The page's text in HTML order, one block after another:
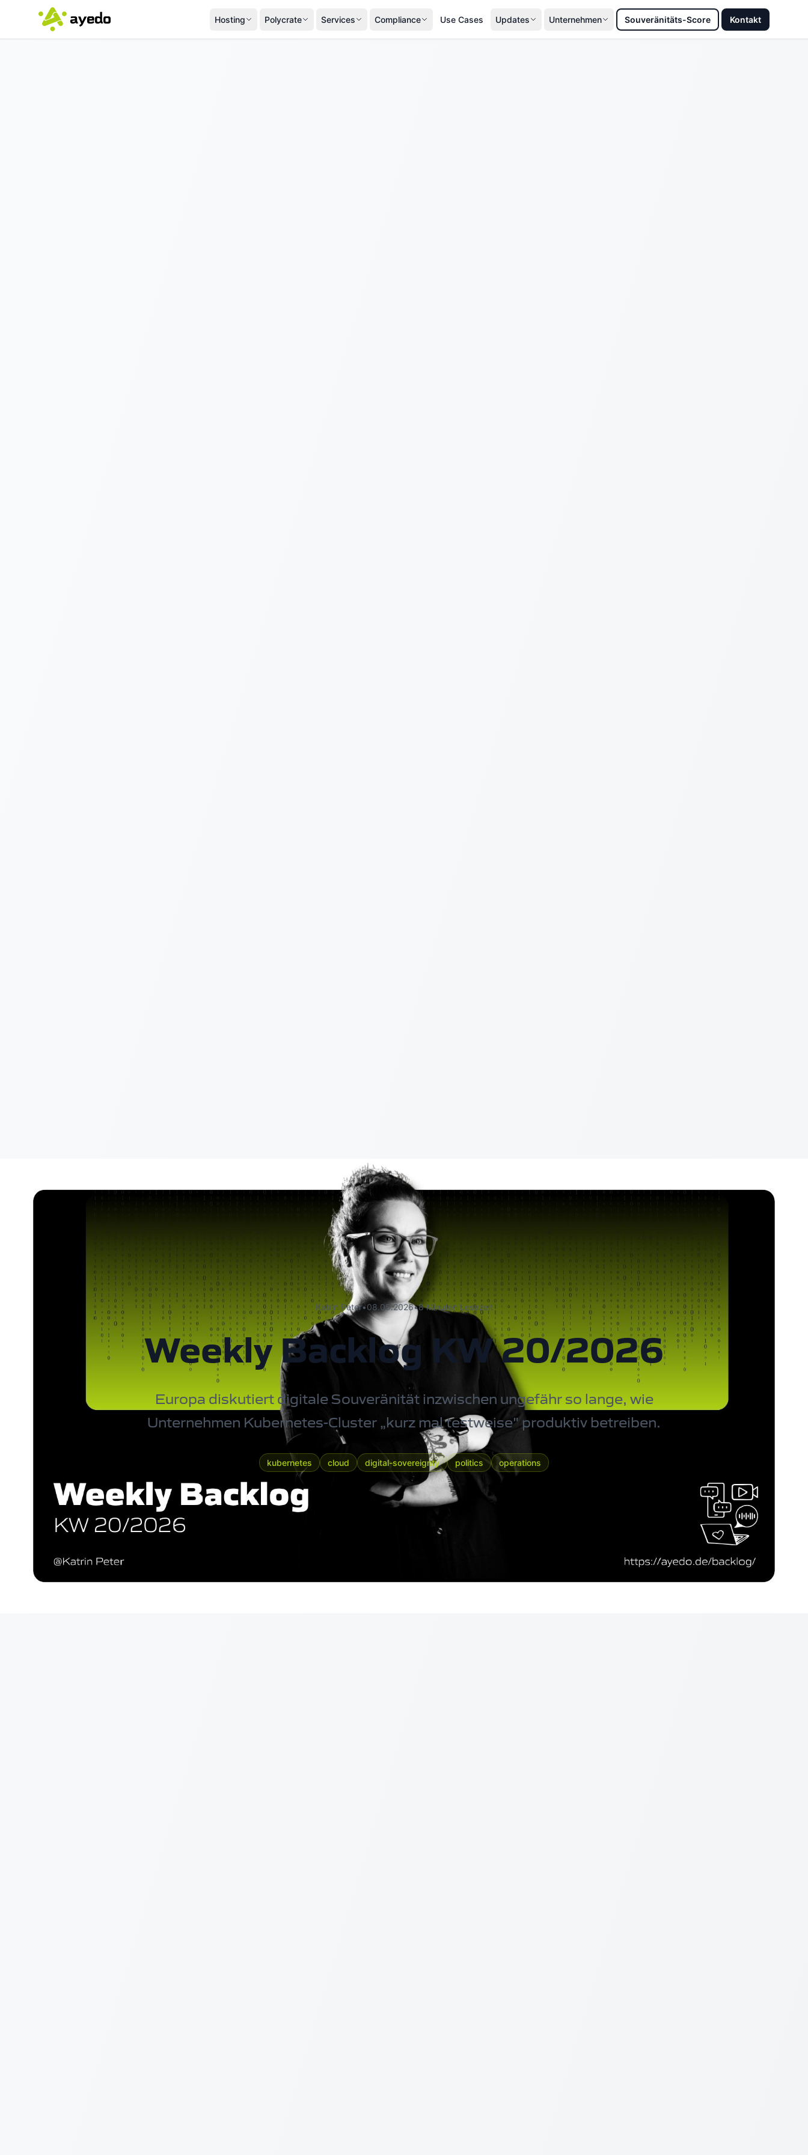
Hosting Polycrate Services Compliance Use Cases Updates Unternehmen Souveränitäts-Score Kontakt
Katrin Peter•08.05.2026•8 Minuten Lesezeit
Weekly Backlog KW 20/2026
Europa diskutiert digitale Souveränität inzwischen ungefähr so lange, wie
Unternehmen Kubernetes-Cluster „kurz mal testweise" produktiv betreiben.
kubernetes cloud digital-sovereignty politics operations